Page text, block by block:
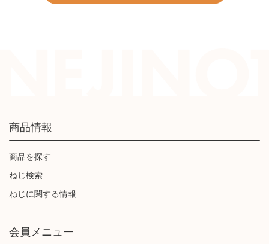
商品情報
商品を探す
ねじ検索
ねじに関する情報
会員メニュー